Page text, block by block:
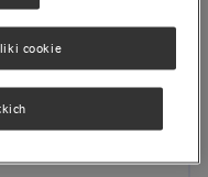
cookie